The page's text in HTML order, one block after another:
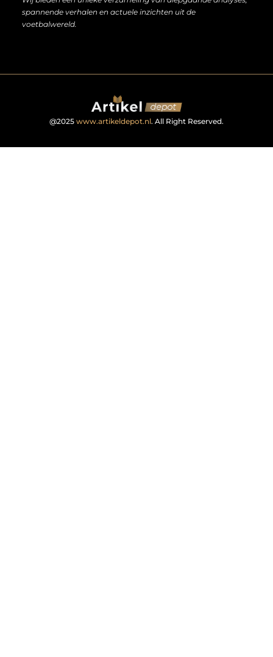
spannende verhalen en actuele inzichten uit de
voetbalwereld.
@2025 www.artikeldepot.nl. All Right Reserved.